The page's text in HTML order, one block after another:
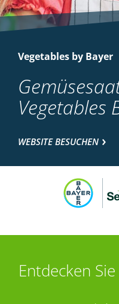
Vegetables by Bayer
Vegetables
WEBSITE BESUCHEN
Entdecken